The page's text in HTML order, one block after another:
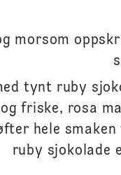
morsom
tynt ruby
friske, rosa
hele
ruby sjokolade